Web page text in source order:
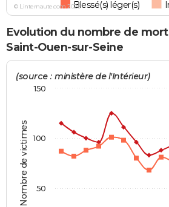
Blessé(s) léger(s)
© Linternaute.com 2026
Evolution du nombre de
Saint-Ouen-sur-Seine
Nombre de victimes
(source : ministère de l'Intérieur)
50
100
150